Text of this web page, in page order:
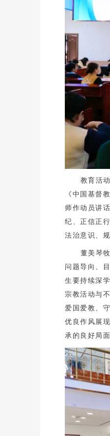
教育活
《中国基督
师作动员讲
纪、正信正
法治意识、
董美琴
问题导向、
生要持续深
宗教活动与
爱国爱教、
优良作风展
承的良好局面